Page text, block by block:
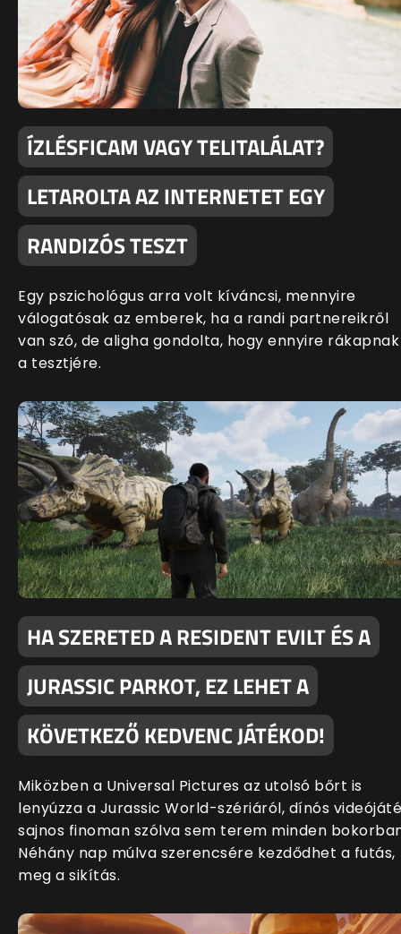
ÍZLÉSFICAM VAGY TELITALÁLAT?
LETAROLTA AZ INTERNETET EGY
RANDIZÓS TESZT
Egy pszichológus arra volt kíváncsi, mennyire
válogatósak az emberek, ha a randi partnereikről
van szó, de aligha gondolta, hogy ennyire rákapnak
a tesztjére.
HA SZERETED A RESIDENT EVILT ÉS A
JURASSIC PARKOT, EZ LEHET A
KÖVETKEZŐ KEDVENC JÁTÉKOD!
Miközben a Universal Pictures az utolsó bőrt is
lenyúzza a Jurassic World-szériáról, dínós
sajnos finoman szólva sem terem minden
Néhány nap múlva szerencsére kezdődhet a futás,
meg a sikítás.